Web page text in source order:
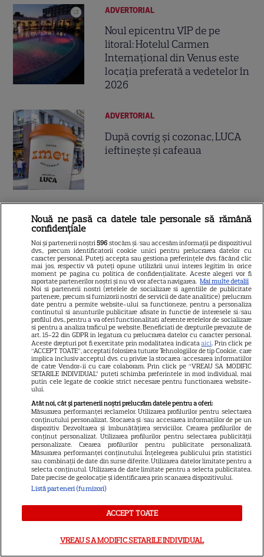
ADVERTORIAL
Noul epicentru VIP de pe
litoral: Hotelul Carmen
Internațional din Venus este
locația preferată a vedetelor în
2026
ADVERTORIAL
După covrig și cozonac, LUCA
ieftinește și cafeaua
Gest uriaș: iubita finalistului
argentinian a prezentat
cadourile primite de la Lionel
Messi
Celebra actriță a făcut
mărturisiri la 3 ani după
de viol: „Am eșuat”
Lovitură dură pentru George
oficial a făcut Palatul
Nouă ne pasă ca datele tale personale să rămână
confidențiale
Noi și partenerii noștri596 stocăm și/sau accesăm informații pe dispozitivul
dvs., precum identificatorii cookie unici pentru prelucrarea datelor cu
caracter personal. Puteți accepta sau gestiona preferințele dvs. făcând clic
mai jos, respectiv vă puteți opune utilizării unui interes legitim în orice
moment pe pagina cu politica de confidențialitate. Aceste alegeri vor fi
raportate partenerilor noștri și nu vă vor afecta navigarea. Mai multe detalii
Noi si partenerii nostri (retelele de socializare si agentiile de publicitate
partenere, precum si furnizorii nostri de servicii de date analitice) prelucram
date pentru a permite website-ului sa functioneze, pentru a personaliza
continutul si anunturile publicitare afisate in functie de interesele si/sau
profilul dvs., pentru a va oferi functionalitati aferente retelelor de socializare
si pentru a analiza traficul pe website. Beneficiati de drepturile prevazute de
art. 15-22 din GDPR in legatura cu prelucrarea datelor cu caracter personal.
Aceste drepturi pot fi exercitate prin modalitatea indicataaici. Prin click pe
“ACCEPT TOATE”, acceptati folosirea tuturor Tehnologiilor de tip Cookie, care
implica inclusiv acceptul dvs. cu privire la stocarea/accesarea informatiilor
de catre Vendor-ii cu care colaboram. Prin click pe “VREAU SA MODIFIC
SETARILE INDIVIDUAL” puteti schimba preferintele in mod individual, mai
putin cele legate de cookie strict necesare pentru functionarea website-
ului.
Atât noi, cât și partenerii noștri prelucrăm datele pentru a oferi:
Măsurarea performanței reclamelor. Utilizarea profilurilor pentru selectarea
conținutului personalizat. Stocarea și/sau accesarea informațiilor de pe un
dispozitiv. Dezvoltarea și îmbunătățirea serviciilor. Crearea profilurilor de
conținut personalizat. Utilizarea profilurilor pentru selectarea publicității
personalizate. Crearea profilurilor pentru publicitate personalizată.
Măsurarea performanței conținutului. Înțelegerea publicului prin statistici
sau combinații de date din surse diferite. Utilizarea datelor limitate pentru a
selecta conținutul. Utilizarea de date limitate pentru a selecta publicitatea.
Date precise de geolocație și identificarea prin scanarea dispozitivului.
Listă parteneri (furnizori)
ACCEPT TOATE
VREAU SA MODIFIC SETARILE INDIVIDUAL